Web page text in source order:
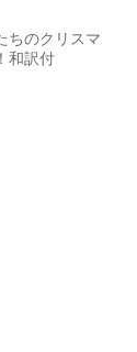
ちのクリスマ
和訳付